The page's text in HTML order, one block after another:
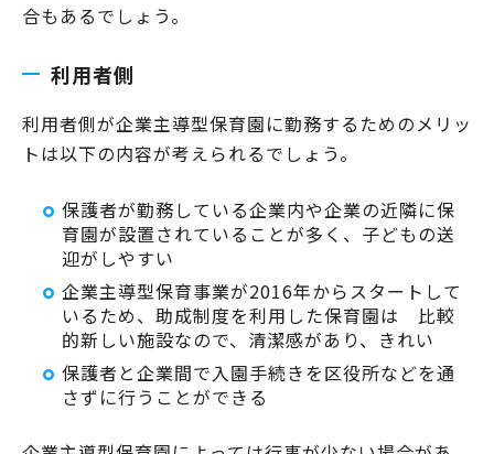
合もあるでしょう。
利用者側
利用者側が企業主導型保育園に勤務するためのメリッ
トは以下の内容が考えられるでしょう。
保護者が勤務している企業内や企業の近隣に保
育園が設置されていることが多く、子どもの送
迎がしやすい
企業主導型保育事業が2016年からスタートして
いるため、助成制度を利用した保育園は 比較
的新しい施設なので、清潔感があり、きれい
保護者と企業間で入園手続きを区役所などを通
さずに行うことができる